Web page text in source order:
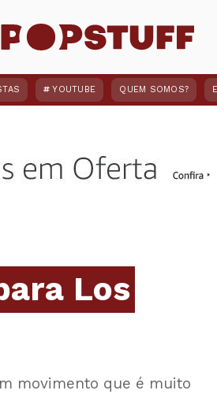
YOUTUBE QUEM SOMOS?
Los
movimento que é muito